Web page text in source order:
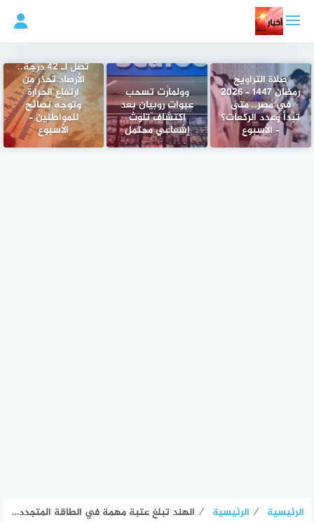
المحتوى
صلاة التراويح
رمضان 1447 – 2026
في مصر.. متى
تبدأ وعدد الركعات؟
– الأسبوع
وولمارت تسحب
عبوات روبيان بعد
اكتشاف تلوث
إشعاعي محتمل
تصل لـ 42 درجة..
الأرصاد تحذر من
ارتفاع الحرارة
وتوجه نصائح
للمواطنين –
الأسبوع
الرئيسية ⁄ الرئيسية ⁄ الهند تبلغ عتبة مهمة في الطاقة المتجددة لكنّ الحياد الكربوني بعيد